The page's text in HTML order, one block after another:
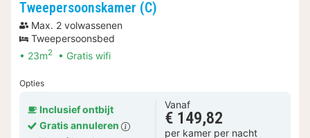
Tweepersoonskamer (C)
Max. 2 volwassenen
Tweepersoonsbed
23m2 Gratis wifi
Opties
Inclusief ontbijt
Gratis annuleren
Vanaf
€ 149,82
per kamer per nacht